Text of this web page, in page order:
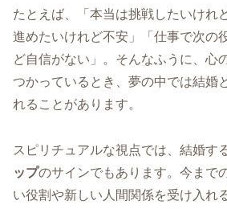
たとえば、「本当は挑戦したいけれ
進めたいけれど不安」「仕事で次の
ど自信がない」。そんなふうに、心
つかっているとき、夢の中では結婚
れることがあります。
スピリチュアルな視点では、結婚す
ップのサインでもあります。今まで
い役割や新しい人間関係を受け入れ